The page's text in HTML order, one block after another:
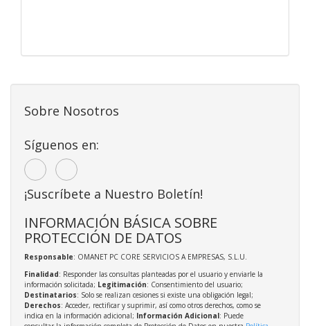
Sobre Nosotros
Síguenos en:
¡Suscríbete a Nuestro Boletín!
INFORMACIÓN BÁSICA SOBRE
PROTECCIÓN DE DATOS
Responsable: OMANET PC CORE SERVICIOS A EMPRESAS, S.L.U.
Finalidad: Responder las consultas planteadas por el usuario y enviarle la
información solicitada; Legitimación: Consentimiento del usuario;
Destinatarios: Solo se realizan cesiones si existe una obligación legal;
Derechos: Acceder, rectificar y suprimir, así como otros derechos, como se
indica en la información adicional; Información Adicional: Puede